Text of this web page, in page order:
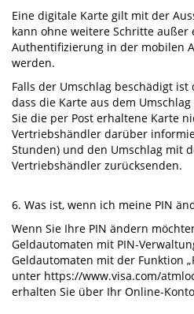
Eine digitale Karte gilt mit der
kann ohne weitere Schritte außer
Authentifizierung in der mobilen
werden.
Falls der Umschlag beschädigt
dass die Karte aus dem
Sie die per Post erhaltene Karte
Vertriebshändler darüber
Stunden) und den Umschlag mit
Vertriebshändler zurücksenden.
6. Was ist, wenn ich meine PIN
Wenn Sie Ihre PIN ändern
Geldautomaten mit PIN-
Geldautomaten mit der Funktion
unter https://www.visa.com/
erhalten Sie über Ihr Online-